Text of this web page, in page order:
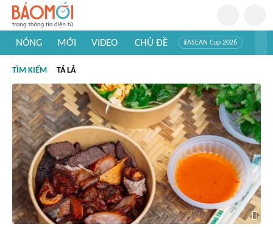
NÓNG MỚI VIDEO CHỦ ĐỀ #ASEAN Cup 2026
#Khám phá thế giới
TÌM KIẾM TÁ LẢ